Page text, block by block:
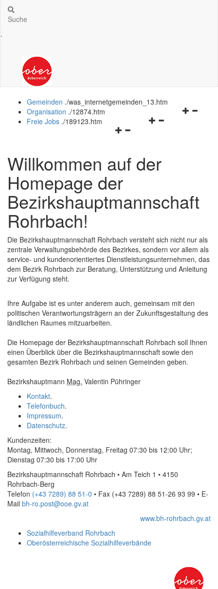
Suche
.
Gemeinden ./was_internetgemeinden_13.htm
Navigationsmenü
Organisation ./12874.htm
Navigationsmenü
schließen
Freie Jobs ./189123.htm
Willkommen auf der
Homepage der
Bezirkshauptmannschaft
Rohrbach!
Die Bezirkshauptmannschaft Rohrbach versteht sich nicht nur als
zentrale Verwaltungsbehörde des Bezirkes, sondern vor allem als
service- und kundenorientiertes Dienstleistungsunternehmen, das
dem Bezirk Rohrbach zur Beratung, Unterstützung und Anleitung
zur Verfügung steht.
Ihre Aufgabe ist es unter anderem auch, gemeinsam mit den
politischen Verantwortungsträgern an der Zukunftsgestaltung des
ländlichen Raumes mitzuarbeiten.
Die Homepage der Bezirkshauptmannschaft Rohrbach soll Ihnen
einen Überblick über die Bezirkshauptmannschaft sowie den
gesamten Bezirk Rohrbach und seinen Gemeinden geben.
Bezirkshauptmann Mag. Valentin Pühringer
Kontakt.
Telefonbuch.
Impressum.
Datenschutz.
Kundenzeiten:
Montag, Mittwoch, Donnerstag, Freitag 07:30 bis 12:00 Uhr;
Dienstag 07:30 bis 17:00 Uhr
Bezirkshauptmannschaft Rohrbach • Am Teich 1 • 4150
Rohrbach-Berg
Telefon (+43 7289) 88 51-0 • Fax (+43 7289) 88 51-26 93 99 • E-
Mail bh-ro.post@ooe.gv.at
www.bh-rohrbach.gv.at
Sozialhilfeverband Rohrbach
Oberösterreichische Sozialhilfeverbände